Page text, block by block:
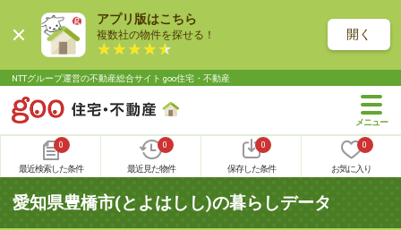
アプリ版はこちら
複数社の物件を探せる！ 開く
NTTグループ運営の不動産総合サイト goo住宅・不動産
0
最近検索した条件
0
最近見た物件
0
保存した条件
0
お気に入り
愛知県豊橋市(とよはしし)の暮らしデータ